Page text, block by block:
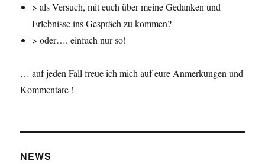
> als Versuch, mit euch über meine Gedanken und
Erlebnisse ins Gespräch zu kommen?
> oder…. einfach nur so!
… auf jeden Fall freue ich mich auf eure Anmerkungen und
Kommentare !
NEWS